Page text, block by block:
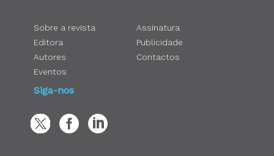
Sobre a revista
Editora
Autores
Eventos
Assinatura
Publicidade
Contactos
Siga-nos